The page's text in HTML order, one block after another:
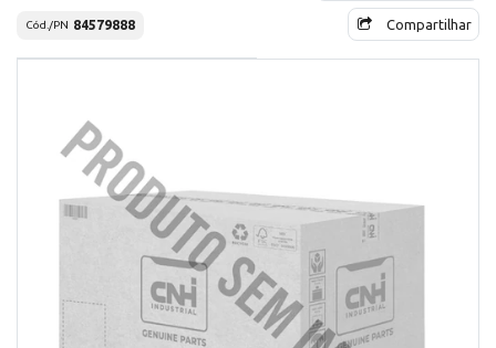
Cód./PN 84579888 Compartilhar